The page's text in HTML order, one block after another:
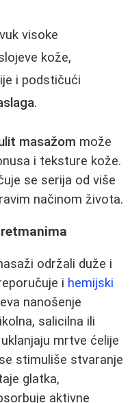
visoke
kože,
i podstičući
.
masažom može
i teksture kože.
se serija od više
načinom života.
održali duže i
i hemijski
nanošenje
salicilna ili
mrtve ćelije
stimuliše stvaranje
glatka,
aktivne